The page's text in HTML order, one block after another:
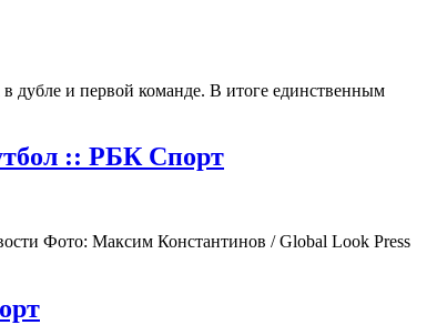
дубле и первой команде. В итоге единственным
:: РБК Спорт
Фото: Максим Константинов / Global Look Press